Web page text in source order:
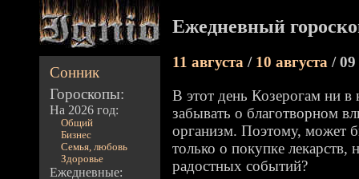
Сонник
Гороскопы:
На 2026 год:
Общий
Бизнес
Семья, любовь
Здоровье
Ежедневные:
Ежедневный
11 августа / 10 августа / 09
В этот день Козерогам ни в
забывать о благотворном
организм. Поэтому, может
только о покупке лекарств,
радостных событий?